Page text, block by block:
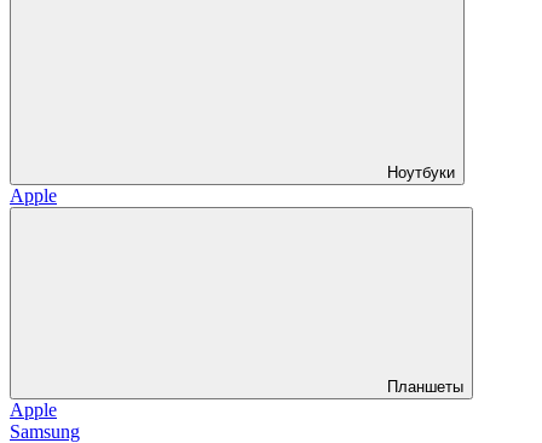
Ноутбуки
Apple
Планшеты
Apple
Samsung